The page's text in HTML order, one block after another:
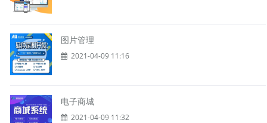
图片管理
2021-04-09 11:16
电子商城
2021-04-09 11:32